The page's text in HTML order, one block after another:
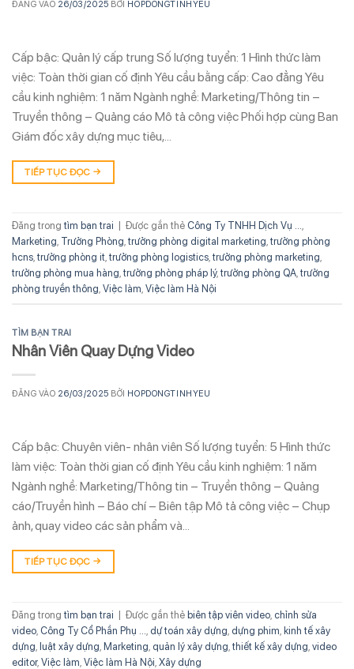
ĐĂNG VÀO 26/03/2025 BỞI HOPDONGTINHYEU
Cấp bậc: Quản lý cấp trung Số lượng tuyển: 1 Hình thức làm
việc: Toàn thời gian cố định Yêu cầu bằng cấp: Cao đẳng Yêu
cầu kinh nghiệm: 1 năm Ngành nghề: Marketing/Thông tin –
Truyền thông – Quảng cáo Mô tả công việc Phối hợp cùng Ban
Giám đốc xây dựng mục tiêu,…
TIẾP TỤC ĐỌC →
Đăng trong tìm bạn trai Được gắn thẻ Công Ty TNHH Dịch Vụ ...,
Marketing, Trưởng Phòng, trưởng phòng digital marketing, trưởng phòng
hcns, trưởng phòng it, trưởng phòng logistics, trưởng phòng marketing,
trưởng phòng mua hàng, trưởng phòng pháp lý, trưởng phòng QA, trưởng
phòng truyền thông, Việc làm, Việc làm Hà Nội
TÌM BẠN TRAI
Nhân Viên Quay Dựng Video
ĐĂNG VÀO 26/03/2025 BỞI HOPDONGTINHYEU
Cấp bậc: Chuyên viên- nhân viên Số lượng tuyển: 5 Hình thức
làm việc: Toàn thời gian cố định Yêu cầu kinh nghiệm: 1 năm
Ngành nghề: Marketing/Thông tin – Truyền thông – Quảng
cáo/Truyền hình – Báo chí – Biên tập Mô tả công việc – Chụp
ảnh, quay video các sản phẩm và…
TIẾP TỤC ĐỌC →
Đăng trong tìm bạn trai Được gắn thẻ biên tập viên video chỉnh sửa
video Công Ty Cổ Phần Phụ ... dự toán xây dựng dựng phim kinh tế xây
dựng luật xây dựng Marketing quản lý xây dựng thiết kế xây dựng video
editor, Việc làm Việc làm Hà Nội Xây dựng